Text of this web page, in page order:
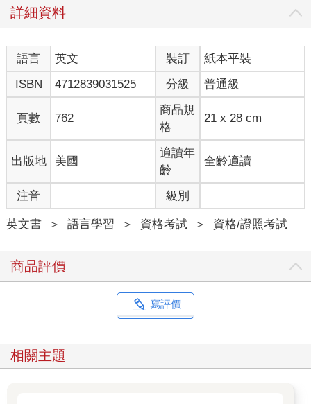
詳細資料
語言 英文 裝訂
紙本平裝
ISBN
4712839031525 分級 普通級
頁數 762
商品規
格
21 x 28 cm
出版地 美國
適讀年
齡
全齡適讀
注音 級別
英文書 ＞ 語言學習 ＞ 資格考試 ＞ 資格/證照考試
商品評價
寫評價
相關主題